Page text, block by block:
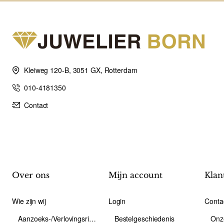
Kleiweg 120-B, 3051 GX, Rotterdam
010-4181350
Contact
Over ons
Wie zijn wij
Aanzoeks-/Verlovingsring
Mijn account
Login
Bestelgeschiedenis